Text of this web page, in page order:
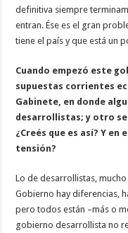
definitiva siempre
entran. Ése es el gran
tiene el país y que está un
Cuando empezó este
supuestas corrientes
Gabinete, en donde
desarrollistas; y otro
¿Creés que es así? Y en
tensión?
Lo de desarrollistas,
Gobierno hay diferencias,
pero todos están –más o
gobierno desarrollista no